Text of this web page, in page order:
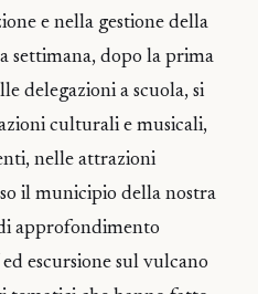
e nella gestione della
settimana, dopo la prima
delegazioni a scuola, si
culturali e musicali,
nelle attrazioni
il municipio della nostra
approfondimento
escursione sul vulcano